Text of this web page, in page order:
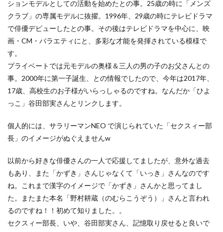
ションモデルとしての活動を始めたとの事。25歳の時に「メンズ
クラブ」の専属モデルに抜擢。1996年、29歳の時にテレビドラマ
で俳優デビューしたとの事。その後はテレビドラマを中心に、映
画・CM・バラエティにと、多彩な才能を発揮されている模様で
す。
プライベートでは元モデルの奥様＆三人の男の子のお父さんとの
事。2000年に第一子誕生、との情報でしたので、今年は2017年、
17歳、高校生のお子様がいらっしゃるのですね。なんだか「ひよ
っこ」谷田部実さんとリンクします。
個人的には、サラリーマンNEO で演じられていた「セクスィー部
長」のイメージがぬぐえませんw
以前から好きな俳優さんの一人で応援してましたが、意外な過去
もあり、また「かずき」さんじゃなくて「いっき」さんなのです
ね。これまで漢字のイメージで「かずき」さんかと思ってまし
た。またまた本名「野村耕蔵（のむらこうぞう）」さんと言われ
るのですね！！初めて知りました。。
セクスィー部長、いや、谷田部実さん、記憶取り戻せると良いで